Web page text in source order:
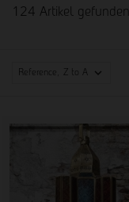
124 Artikel gefunden
Reference, Z to A 